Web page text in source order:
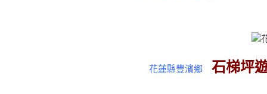
花蓮縣豐濱鄉 石梯坪